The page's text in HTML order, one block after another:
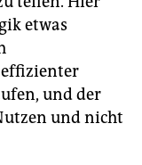
etwas
effizienter
und der
und nicht